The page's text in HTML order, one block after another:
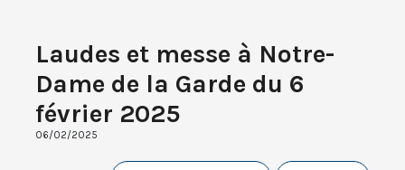
Laudes et messe à Notre-
Dame de la Garde du 6
février 2025
06/02/2025